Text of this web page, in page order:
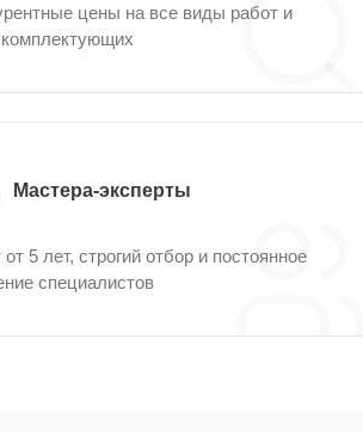
цены на все виды работ и
Мастера-эксперты
5 лет, строгий отбор и постоянное
специалистов